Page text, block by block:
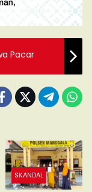
Pacar
SKANDAL